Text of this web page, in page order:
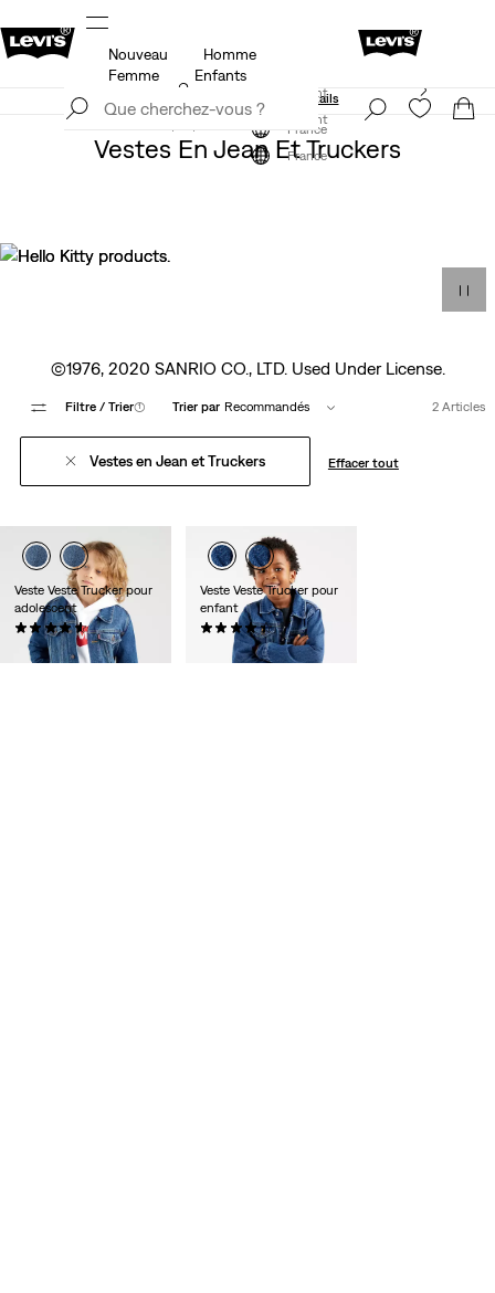
Politique de livraison et de retours Mise à jour
S'inscrire maintenant
France
Nouveau
Homme
Femme
Enfants
Levi's App. Le meilleur de Levi’s®, sur mesure,
Détails
S'inscrire maintenant
France
Vestes En Jean Et Truckers
©1976, 2020 SANRIO CO., LTD. Used Under License.
Filtre / Trier(1) Trier par Recommandés 2 Articles
Vestes en Jean et Truckers Effacer tout
Veste Veste Trucker pour
adolescent
(14)
70,00 €
Veste Veste Trucker pour
enfant
(13)
65,00 €